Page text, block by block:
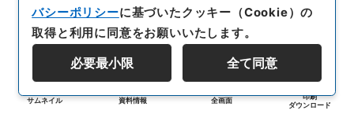
サムネイル 資料情報 全画面
印刷
ダウンロード
バシーポリシーに基づいたクッキー（Cookie）の
取得と利用に同意をお願いいたします。
必要最小限 全て同意